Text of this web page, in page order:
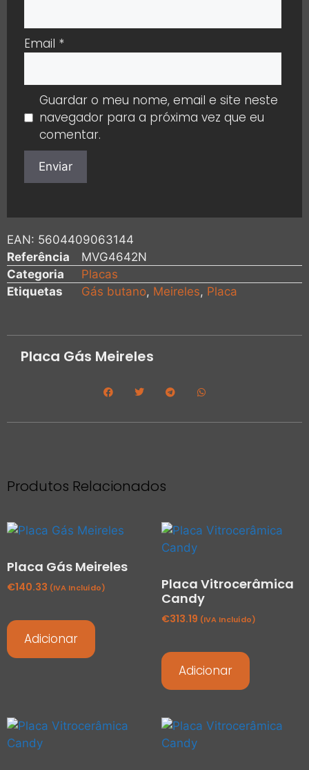
Email *
Guardar o meu nome, email e site neste
navegador para a próxima vez que eu
comentar.
EAN: 5604409063144
Referência
MVG4642N
Categoria
Placas
Etiquetas
Gás butano, Meireles, Placa
Placa Gás Meireles
Produtos Relacionados
Placa Gás Meireles
€140.33 (IVA Incluído)
Adicionar
Placa Vitrocerâmica
Candy
€313.19 (IVA Incluído)
Adicionar